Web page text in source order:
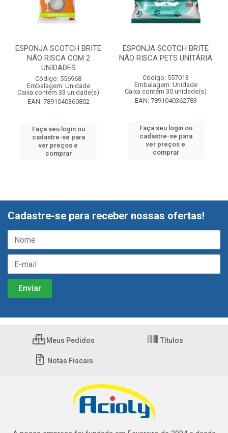
ESPONJA SCOTCH BRITE
NÃO RISCA COM 2
UNIDADES
Código: 556968
Embalagem: Unidade
Caixa contém 33 unidade(s)
EAN: 7891040360802
Faça seu login ou
cadastre-se para
ver preços e
comprar
ESPONJA SCOTCH BRITE
NÃO RISCA PETS UNITÁRIA
Código: 557013
Embalagem: Unidade
Caixa contém 30 unidade(s)
EAN: 7891040362783
Faça seu login ou
cadastre-se para
ver preços e
comprar
Cadastre-se para receber nossas ofertas!
Meus Pedidos Títulos
Notas Fiscais